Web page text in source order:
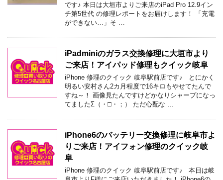
です♪ 本日は大垣市よりご来店のiPad Pro 12.9イン
チ第5世代 の修理レポートをお届けします！ 「充電
ができない…」そ …
iPadminiのガラス交換修理に大垣市より
ご来店！アイパッド修理もクイック岐阜
iPhone 修理のクイック 岐阜駅前店です♪ とにかく
明るい安村さん2カ月程度で16キロもやせてたんで
すね～！ 画像見たんですけどかなりシャープになっ
てましたΣ（・□・；） ただ心配な …
iPhone6のバッテリー交換修理に岐阜市よ
りご来店！アイフォン修理のクイック岐
阜
iPhone 修理のクイック 岐阜駅前店です♪ 本日は岐